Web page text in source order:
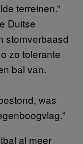
terreinen.”
Duitse
stomverbaasd
zo tolerante
bal van.
was
al meer